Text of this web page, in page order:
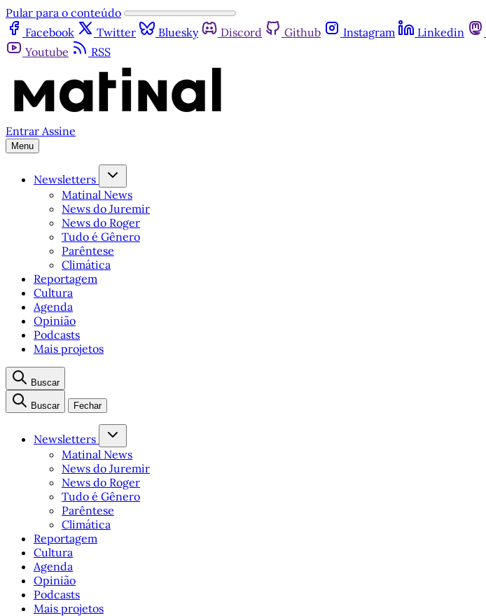
Pular para o conteúdo
Facebook
Twitter Bluesky Discord Github Instagram Linkedin
Youtube
RSS
Entrar Assine
Menu
Newsletters
Matinal News
News do Juremir
News do Roger
Tudo é Gênero
Parêntese
Climática
Reportagem
Cultura
Agenda
Opinião
Podcasts
Mais projetos
Buscar
Buscar Fechar
Newsletters
Matinal News
News do Juremir
News do Roger
Tudo é Gênero
Parêntese
Climática
Reportagem
Cultura
Agenda
Opinião
Podcasts
Mais projetos